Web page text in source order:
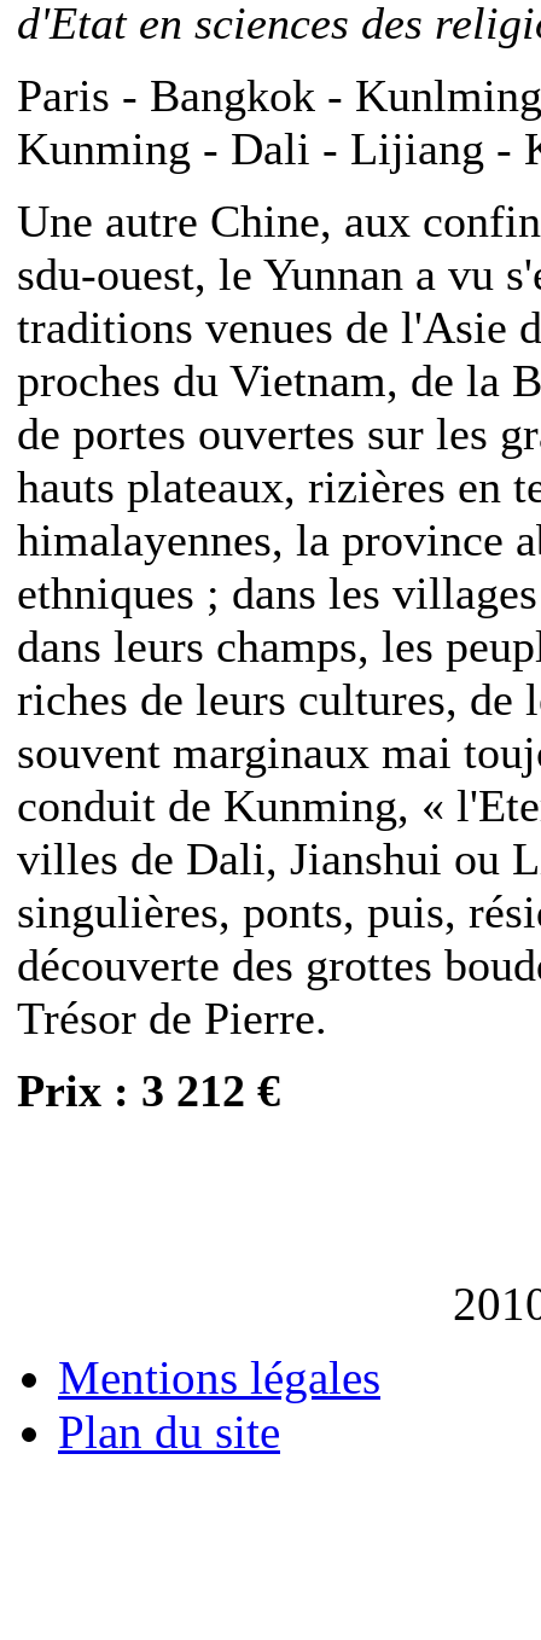
d'Etat en sciences des
Paris - Bangkok -
Kunming - Dali - Lijiang -
Une autre Chine, aux
sdu-ouest, le Yunnan a vu
traditions venues de l'Asie
proches du Vietnam, de la
de portes ouvertes sur les
hauts plateaux, rizières en
himalayennes, la province
ethniques ; dans les
dans leurs champs, les
riches de leurs cultures, de
souvent marginaux mai
conduit de Kunming, «
villes de Dali, Jianshui ou
singulières, ponts, puis,
découverte des grottes
Trésor de Pierre.
Prix : 3 212 €
Mentions légales
Plan du site